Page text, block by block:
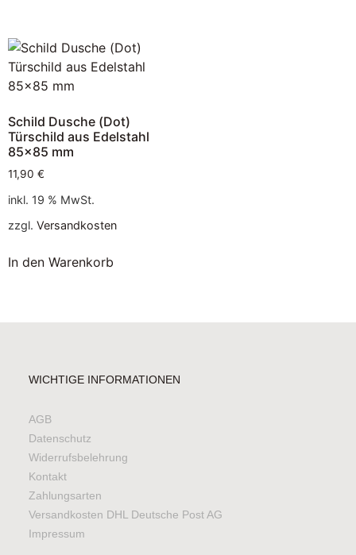
Schild Dusche (Dot)
Türschild aus Edelstahl
85×85 mm
11,90 €
inkl. 19 % MwSt.
zzgl. Versandkosten
In den Warenkorb
WICHTIGE INFORMATIONEN
AGB
Datenschutz
Widerrufsbelehrung
Kontakt
Zahlungsarten
Versandkosten DHL Deutsche Post AG
Impressum